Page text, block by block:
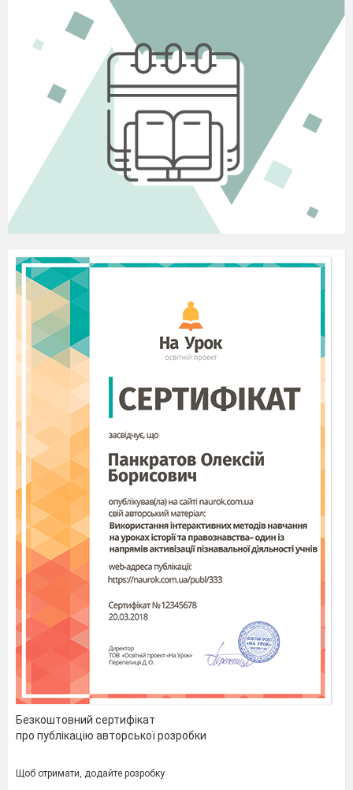
Безкоштовний сертифікат
про публікацію авторської розробки
Щоб отримати, додайте розробку